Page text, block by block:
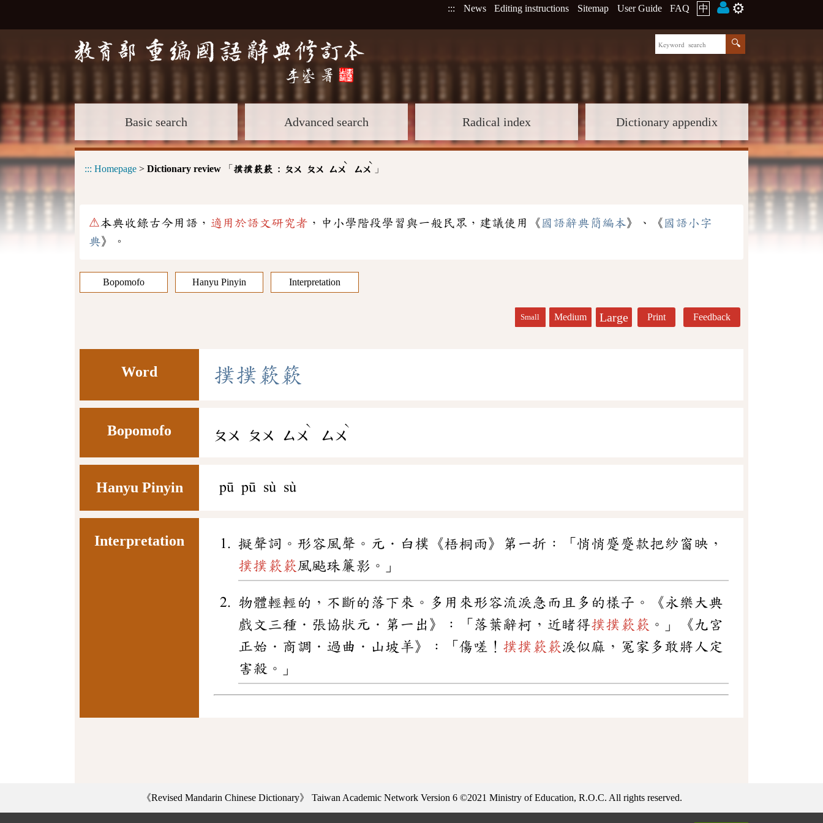
::: News Editing instructions Sitemap User Guide FAQ 中 ⚙️
Basic search Advanced search Radical index Dictionary appendix
::: Homepage > Dictionary review 「 撲撲簌簌 : ㄆㄨ ㄆㄨ ㄙㄨ
ˋ
ㄙㄨ
ˋ
」
⚠本典收錄古今用語， 適用於語文研究者 ，中小學階段學習與一般民眾，建議使用《 國語辭典簡編本》、《 國語小字
典》。
Bopomofo Hanyu Pinyin Interpretation
Small Medium Large Print Feedback
Word 撲撲 簌 簌
Bopomofo ㄆㄨ ㄆㄨ ㄙㄨ
ˋ
ㄙㄨ
ˋ
Hanyu Pinyin pū pū sù sù
Interpretation
擬聲詞。形容風聲。元．白樸《梧桐雨》第一折：「悄悄蹙蹙款把紗窗映，
撲撲簌簌風颭珠簾影。」
物體輕輕的，不斷的落下來。多用來形容流淚急而且多的樣子。《永樂大典
戲文三種．張協狀元．第一出》：「落葉辭柯，近睹得撲撲簌簌 。」《九宮
正始．商調．過曲．山坡羊》：「傷嗟！ 撲撲簌簌淚似麻，冤家多敢將人定
害殺。」
《Revised Mandarin Chinese Dictionary》 Taiwan Academic Network Version 6 ©2021 Ministry of Education, R.O.C. All rights reserved.